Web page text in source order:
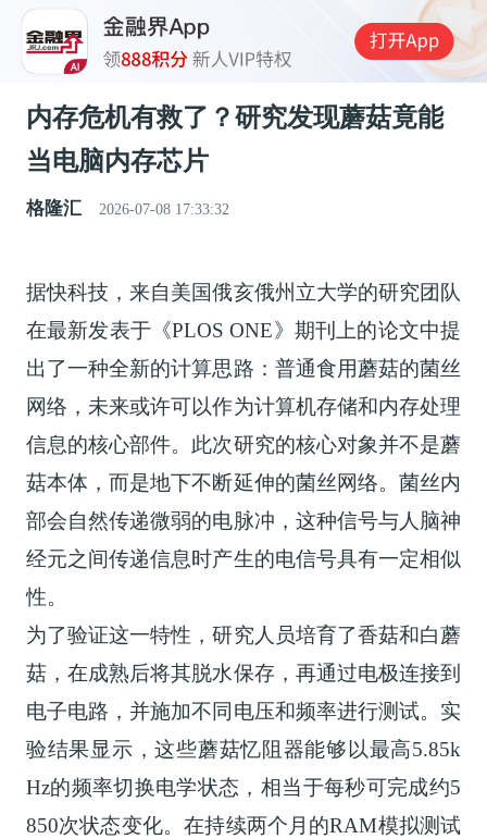
内存危机有救了？研究发现蘑菇竟能
当电脑内存芯片
格隆汇 2026-07-08 17:33:32
据快科技，来自美国俄亥俄州立大学的研究团队
在最新发表于《PLOS ONE》期刊上的论文中提
出了一种全新的计算思路：普通食用蘑菇的菌丝
网络，未来或许可以作为计算机存储和内存处理
信息的核心部件。此次研究的核心对象并不是蘑
菇本体，而是地下不断延伸的菌丝网络。菌丝内
部会自然传递微弱的电脉冲，这种信号与人脑神
经元之间传递信息时产生的电信号具有一定相似
性。
为了验证这一特性，研究人员培育了香菇和白蘑
菇，在成熟后将其脱水保存，再通过电极连接到
电子电路，并施加不同电压和频率进行测试。实
验结果显示，这些蘑菇忆阻器能够以最高5.85k
Hz的频率切换电学状态，相当于每秒可完成约5
850次状态变化。在持续两个月的RAM模拟测试